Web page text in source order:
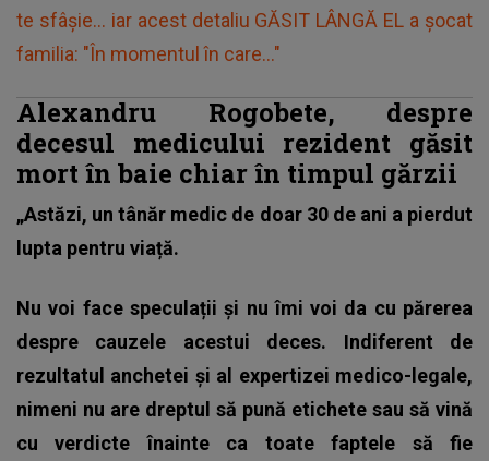
te sfâşie... iar acest detaliu GĂSIT LÂNGĂ EL a şocat
familia: "În momentul în care..."
Alexandru Rogobete, despre
decesul medicului rezident găsit
mort în baie chiar în timpul gărzii
„Astăzi, un tânăr medic de doar 30 de ani a pierdut
lupta pentru viață.
Nu voi face speculații și nu îmi voi da cu părerea
despre cauzele acestui deces. Indiferent de
rezultatul anchetei și al expertizei medico-legale,
nimeni nu are dreptul să pună etichete sau să vină
cu verdicte înainte ca toate faptele să fie